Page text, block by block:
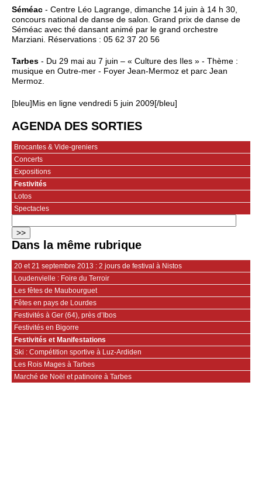
Séméac - Centre Léo Lagrange, dimanche 14 juin à 14 h 30,
concours national de danse de salon. Grand prix de danse de
Séméac avec thé dansant animé par le grand orchestre
Marziani. Réservations : 05 62 37 20 56
Tarbes - Du 29 mai au 7 juin – « Culture des Iles » - Thème :
musique en Outre-mer - Foyer Jean-Mermoz et parc Jean
Mermoz.
[bleu]Mis en ligne vendredi 5 juin 2009[/bleu]
AGENDA DES SORTIES
Brocantes & Vide-greniers
Concerts
Expositions
Festivités
Lotos
Spectacles
Dans la même rubrique
20 et 21 septembre 2013 : 2 jours de festival à Nistos
Loudenvielle : Foire du Terroir
Les fêtes de Maubourguet
Fêtes en pays de Lourdes
Festivités à Ger (64), près d’Ibos
Festivités en Bigorre
Festivités et Manifestations
Ski : Compétition sportive à Luz-Ardiden
Les Rois Mages à Tarbes
Marché de Noël et patinoire à Tarbes